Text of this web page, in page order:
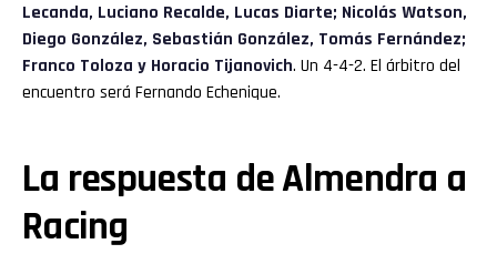
Lecanda, Luciano Recalde, Lucas Diarte; Nicolás Watson,
Diego González, Sebastián González, Tomás Fernández;
Franco Toloza y Horacio Tijanovich. Un 4-4-2. El árbitro del
encuentro será Fernando Echenique.
La respuesta de Almendra a
Racing